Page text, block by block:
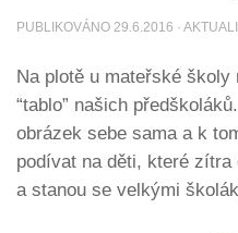
PUBLIKOVÁNO 29.6.2016 ·
Na plotě u mateřské
“tablo” našich
obrázek sebe sama a k
podívat na děti, které
a stanou se velkými